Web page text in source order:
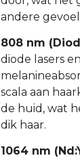
andere
808 nm
diode lasers
scala aan
de huid, wat
dik haar.
1064 nm